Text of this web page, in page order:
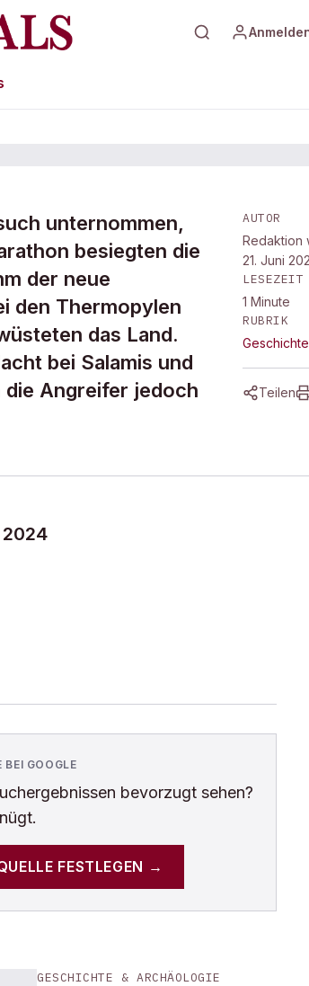
unternommen,
besiegten die
der neue
den Thermopylen
das Land.
bei Salamis und
die Angreifer jedoch
AUTOR
Redaktion
21. Juni
LESEZEIT
1 Minute
RUBRIK
Teilen
2024
BEI GOOGLE
bevorzugt sehen?
FESTLEGEN →
GESCHICHTE & ARCHÄOLOGIE